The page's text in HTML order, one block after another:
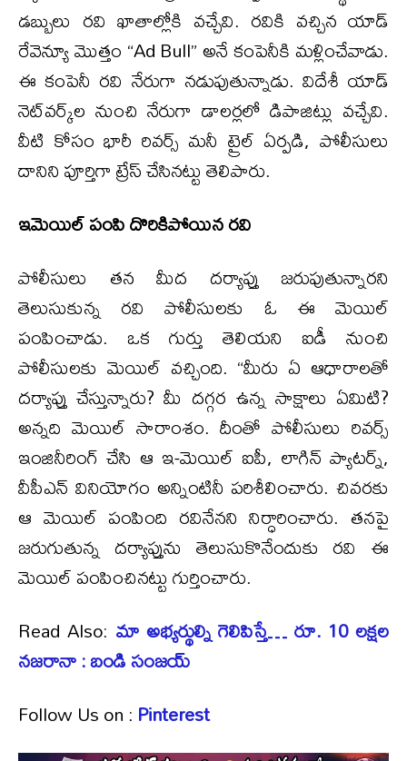
డబ్బులు రవి ఖాతాల్లోకి వచ్చేవి. రవికి వచ్చిన యాడ్
రేవెన్యూ మొత్తం “Ad Bull” అనే కంపెనీకి మళ్లించేవాడు.
ఈ కంపెనీ రవి నేరుగా నడుపుతున్నాడు. విదేశీ యాడ్
నెట్‌వర్క్‌ల నుంచి నేరుగా డాలర్లలో డిపాజిట్లు వచ్చేవి.
వీటి కోసం భారీ రివర్స్ మనీ ట్రైల్ ఏర్పడి, పోలీసులు
దానిని పూర్తిగా ట్రేస్ చేసినట్టు తెలిపారు.
ఇమెయిల్ పంపి దొరికిపోయిన రవి
పోలీసులు తన మీద దర్యాప్తు జరుపుతున్నారని
తెలుసుకున్న రవి పోలీసులకు ఓ ఈ మెయిల్
పంపించాడు. ఒక గుర్తు తెలియని ఐడీ నుంచి
పోలీసులకు మెయిల్ వచ్చింది. “మీరు ఏ ఆధారాలతో
దర్యాప్తు చేస్తున్నారు? మీ దగ్గర ఉన్న సాక్షాలు ఏమిటి?
అన్నది మెయిల్ సారాంశం. దీంతో పోలీసులు రివర్స్
ఇంజినీరింగ్ చేసి ఆ ఇ-మెయిల్‌ ఐపీ, లాగిన్ ప్యాటర్న్,
వీపీఎన్ వినియోగం అన్నింటినీ పరిశీలించారు. చివరకు
ఆ మెయిల్ పంపింది రవినేనని నిర్ధారించారు. తనపై
జరుగుతున్న దర్యాప్తును తెలుసుకొనేందుకు రవి ఈ
మెయిల్ పంపించినట్టు గుర్తించారు.
Read Also:మా అభ్యర్థుల్ని గెలిపిస్తే… రూ. 10 లక్షల
నజరానా : బండి సంజయ్
Follow Us on :Pinterest